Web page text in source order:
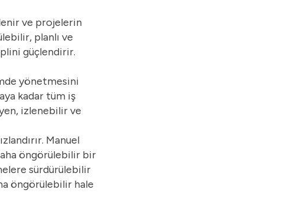
ve projelerin
planlı ve
güçlendirir.
yönetmesini
kadar tüm iş
izlenebilir ve
Manuel
öngörülebilir bir
sürdürülebilir
öngörülebilir hale